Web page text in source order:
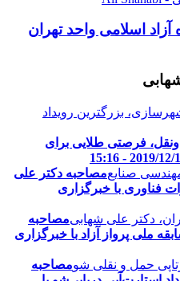
اسلامی واحد تهران
فرصتی طلایی برای
2019/12/17 -
مصاحبه دکتر علی
فناوری با خبرگزاری
مصاحبه
ملی پرواز آزاد با خبرگزاری
مصاحبه